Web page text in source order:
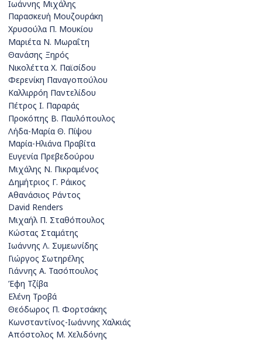
Ιωάννης Μιχάλης
Παρασκευή Μουζουράκη
Χρυσούλα Π. Μουκίου
Μαριέτα Ν. Μωραΐτη
Θανάσης Ξηρός
Νικολέττα Χ. Παϊσίδου
Φερενίκη Παναγοπούλου
Καλλιρρόη Παντελίδου
Πέτρος Ι. Παραράς
Προκόπης Β. Παυλόπουλος
Λήδα-Μαρία Θ. Πίψου
Μαρία-Ηλιάνα Πραβίτα
Ευγενία Πρεβεδούρου
Μιχάλης Ν. Πικραμένος
Δημήτριος Γ. Ράικος
Αθανάσιος Ράντος
David Renders
Μιχαήλ Π. Σταθόπουλος
Κώστας Σταμάτης
Ιωάννης Λ. Συμεωνίδης
Γιώργος Σωτηρέλης
Γιάννης Α. Τασόπουλος
Έφη Τζίβα
Ελένη Τροβά
Θεόδωρος Π. Φορτσάκης
Kωνσταντίνος-Ιωάννης Χαλκιάς
Απόστολος Μ. Χελιδόνης